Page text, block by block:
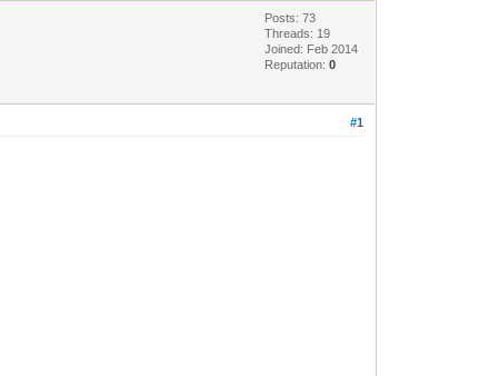
Posts: 73
Threads: 19
Joined: Feb 2014
Reputation:0
#1